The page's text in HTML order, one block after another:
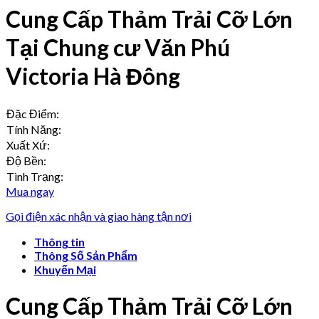
Cung Cấp Thảm Trải Cỡ Lớn
Tại Chung cư Văn Phú
Victoria Hà Đông
Đặc Điểm:
Tính Năng:
Xuất Xứ:
Độ Bền:
Tình Trạng:
Mua ngay
Gọi điện xác nhận và giao hàng tận nơi
Thông tin
Thông Số Sản Phẩm
Khuyến Mại
Cung Cấp Thảm Trải Cỡ Lớn